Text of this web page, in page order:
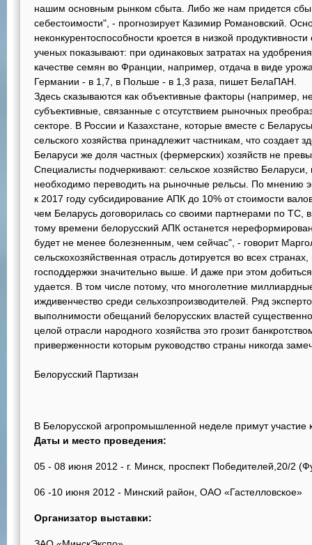
нашим основным рынком сбыта. Либо же нам придется
себестоимости", - прогнозирует Казимир Романовский.
неконкурентоспособности кроется в низкой
ученых показывают: при одинаковых затратах на
качестве семян во Франции, например, отдача в виде
Германии - в 1,7, в Польше - в 1,3 раза, пишет БелаПАН.
Здесь сказываются как объективные факторы (например,
субъективные, связанные с отсутствием рыночных
секторе. В России и Казахстане, которые вместе с
сельского хозяйства принадлежит частникам, что создает
Беларуси же доля частных (фермерских) хозяйств не
Специалисты подчеркивают: сельское хозяйство
необходимо переводить на рыночные рельсы. По мнению
к 2017 году субсидирование АПК до 10% от стоимости
чем Беларусь договорилась со своими партнерами по ТС,
тому времени белорусский АПК останется
будет не менее болезненным, чем сейчас", - говорит
сельскохозяйственная отрасль дотируется во всех
господдержки значительно выше. И даже при этом
удается. В том числе потому, что многолетние
иждивенчество среди сельхозпроизводителей. Ряд
выполнимости обещаний белорусских властей
целой отрасли народного хозяйства это грозит
приверженности которым руководство страны никогда
Белорусский Партизан
В Белорусской агропромышленной неделе примут участие
Даты и место проведения:
05 - 08 июня 2012 - г. Минск, проспект Победителей,20/2
06 -10 июня 2012 - Минский район, ОАО «Гастелловское»
Организатор выставки: